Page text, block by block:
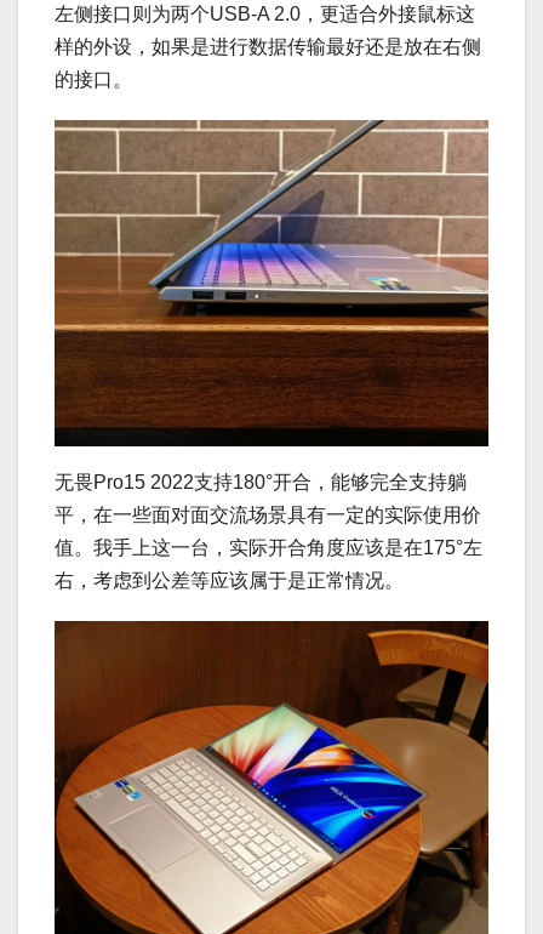
左侧接口则为两个USB-A 2.0，更适合外接鼠标这
样的外设，如果是进行数据传输最好还是放在右侧
的接口。
无畏Pro15 2022支持180°开合，能够完全支持躺
平，在一些面对面交流场景具有一定的实际使用价
值。我手上这一台，实际开合角度应该是在175°左
右，考虑到公差等应该属于是正常情况。